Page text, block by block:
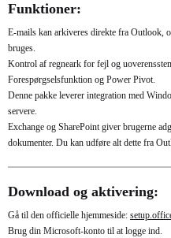
Funktioner:
E-mails kan arkiveres direkte fra Outlook,
bruges.
Kontrol af regneark for fejl og
Forespørgselsfunktion og Power Pivot.
Denne pakke leverer integration med
servere.
Exchange og SharePoint giver brugerne
dokumenter. Du kan udføre alt dette fra
Download og aktivering:
Gå til den officielle hjemmeside:
Brug din Microsoft-konto til at logge ind.